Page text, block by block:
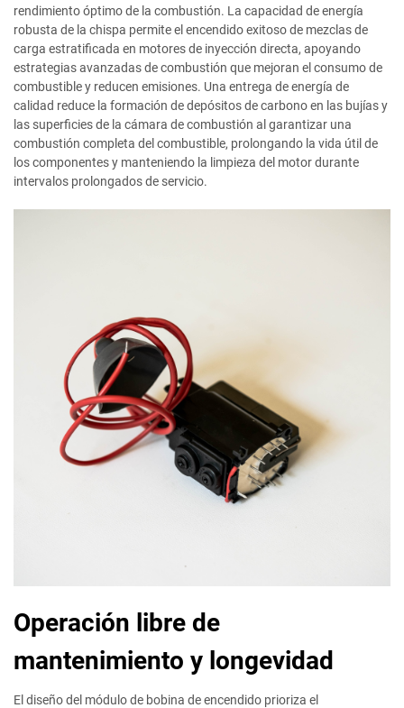
rendimiento óptimo de la combustión. La capacidad de energía
robusta de la chispa permite el encendido exitoso de mezclas de
carga estratificada en motores de inyección directa, apoyando
estrategias avanzadas de combustión que mejoran el consumo de
combustible y reducen emisiones. Una entrega de energía de
calidad reduce la formación de depósitos de carbono en las bujías y
las superficies de la cámara de combustión al garantizar una
combustión completa del combustible, prolongando la vida útil de
los componentes y manteniendo la limpieza del motor durante
intervalos prolongados de servicio.
Operación libre de
mantenimiento y longevidad
El diseño del módulo de bobina de encendido prioriza el